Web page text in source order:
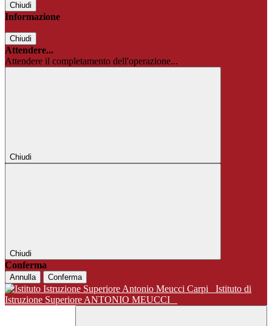
Chiudi
Informazione
Chiudi
Attendere...
Attendere il completamento dell'operazione...
Chiudi
Chiudi
Conferma
Annulla Conferma
Istituto di
Istruzione Superiore ANTONIO MEUCCI